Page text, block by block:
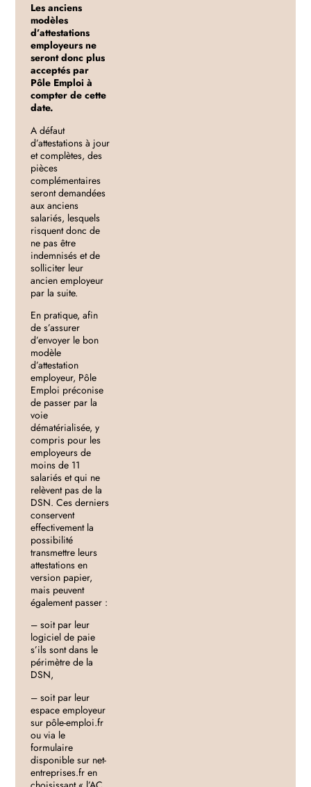
Les anciens
modèles
d’attestations
employeurs ne
seront donc plus
acceptés par
Pôle Emploi à
compter de cette
date.
A défaut
d’attestations à jour
et complètes, des
pièces
complémentaires
seront demandées
aux anciens
salariés, lesquels
risquent donc de
ne pas être
indemnisés et de
solliciter leur
ancien employeur
par la suite.
En pratique, afin
de s’assurer
d’envoyer le bon
modèle
d’attestation
employeur, Pôle
Emploi préconise
de passer par la
voie
dématérialisée, y
compris pour les
employeurs de
moins de 11
salariés et qui ne
relèvent pas de la
DSN. Ces derniers
conservent
effectivement la
possibilité
transmettre leurs
attestations en
version papier,
mais peuvent
également passer :
– soit par leur
logiciel de paie
s’ils sont dans le
périmètre de la
DSN,
– soit par leur
espace employeur
sur pôle-emploi.fr
ou via le
formulaire
disponible sur net-
entreprises.fr en